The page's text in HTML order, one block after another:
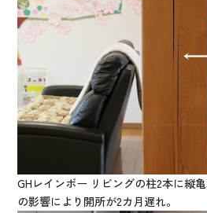
GHレインボー リビングの柱2本に縦
の影響により開所が2カ月遅れ。